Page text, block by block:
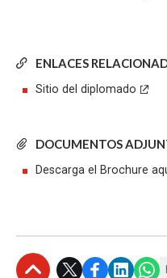
ENLACES
Sitio del diplomado
DOCUMENTOS
Descarga el Brochure